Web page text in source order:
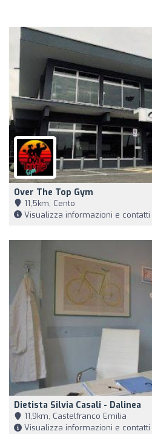
Over The Top Gym
11,5km, Cento
Visualizza informazioni e contatti
Dietista Silvia Casali - Dalinea
11,9km, Castelfranco Emilia
Visualizza informazioni e contatti